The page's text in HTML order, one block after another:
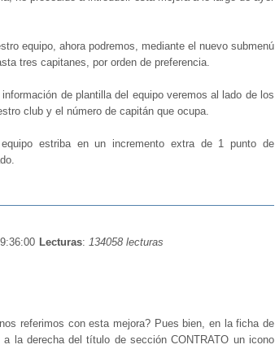
equipo, ahora podremos, mediante el nuevo submenú
tres capitanes, por orden de preferencia.
de plantilla del equipo veremos al lado de los
club y el número de capitán que ocupa.
estriba en un incremento extra de 1 punto de
Lecturas: 134058 lecturas
referimos con esta mejora? Pues bien, en la ficha de
la derecha del título de sección CONTRATO un icono